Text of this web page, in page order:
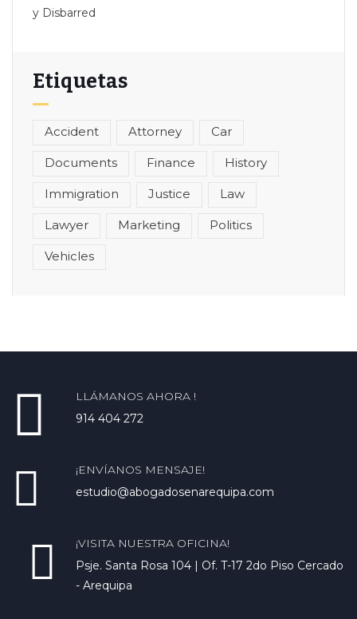
y Disbarred
Etiquetas
Accident Attorney Car
Documents Finance History
Immigration Justice Law
Lawyer Marketing Politics
Vehicles
LLÁMANOS AHORA !
914 404 272
¡ENVÍANOS MENSAJE!
estudio@abogadosenarequipa.com
¡VISITA NUESTRA OFICINA!
Psje. Santa Rosa 104 | Of. T-17 2do Piso Cercado
- Arequipa